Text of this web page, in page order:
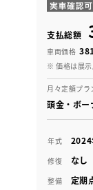
支払総額
車両価格
※ 価格は展
月々定額プラ
頭金・ボ
年式
修復 なし
整備 定期